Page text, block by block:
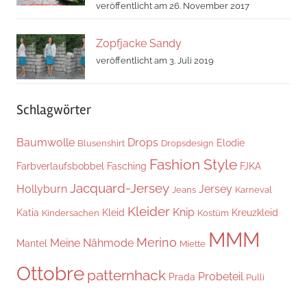
veröffentlicht am 26. November 2017
Zopfjacke Sandy
veröffentlicht am 3. Juli 2019
Schlagwörter
Baumwolle Blusenshirt Drops Dropsdesign Elodie
Farbverlaufsbobbel Fasching Fashion Style FJKA
Hollyburn Jacquard-Jersey Jeans Jersey Karneval
Katia Kindersachen Kleid Kleider Knip Kostüm Kreuzkleid
Mantel Meine Nähmode Merino Miette MMM
Ottobre patternhack Prada Probeteil Pulli